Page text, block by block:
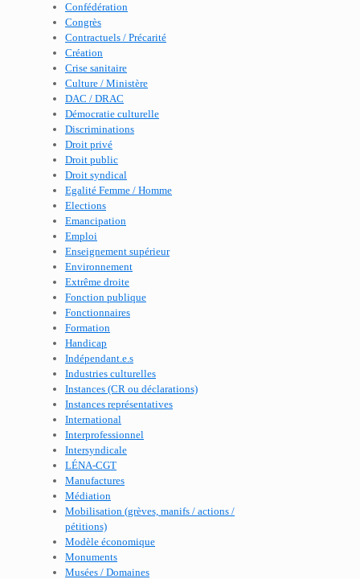
Confédération
Congrès
Contractuels / Précarité
Création
Crise sanitaire
Culture / Ministère
DAC / DRAC
Démocratie culturelle
Discriminations
Droit privé
Droit public
Droit syndical
Egalité Femme / Homme
Elections
Emancipation
Emploi
Enseignement supérieur
Environnement
Extrême droite
Fonction publique
Fonctionnaires
Formation
Handicap
Indépendant.e.s
Industries culturelles
Instances (CR ou déclarations)
Instances représentatives
International
Interprofessionnel
Intersyndicale
LÉNA-CGT
Manufactures
Médiation
Mobilisation (grèves, manifs / actions /
pétitions)
Modèle économique
Monuments
Musées / Domaines